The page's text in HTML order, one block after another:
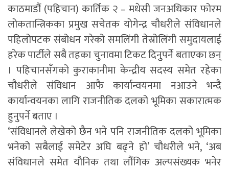
काठमाडौं (पहिचान) कार्तिक २ – मधेसी जनअधिकार फोरम
लोकतान्त्रिकका प्रमुख सचेतक योगेन्द्र चौधरीले संविधानले
पहिलोपटक संबोधन गरेको समलिंगी तेस्रोलिंगी समुदायलाई
हरेक पार्टीले सबै तहका चुनावमा टिकट दिनुुपर्ने बताएका छन्
। पहिचानसँगको कुराकानीमा केन्द्रीय सदस्य समेत रहेका
चौधरीले संविधान आफै कार्यान्वयनमा नआउने भन्दै
कार्यान्वयनका लागि राजनीतिक दलको भूमिका सकारात्मक
हुनुपर्ने बताए ।
‘संविधानले लेखेको छैन भने पनि राजनीतिक दलको भूमिका
भनेको सबैलाई समेटेर अघि बढ्ने हो’ चौधरीले भने, ‘अब
संविधानले समेत यौनिक तथा लौंगिक अल्पसंख्यक भनेर